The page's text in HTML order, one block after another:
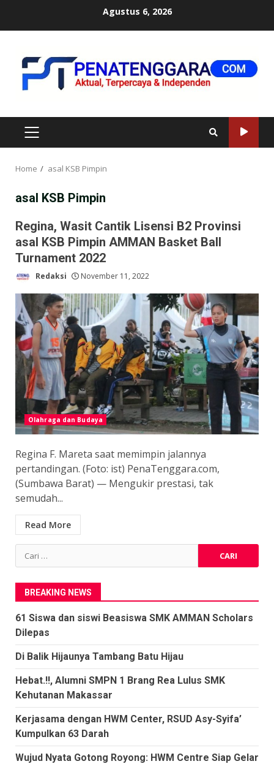
Agustus 6, 2026
PRIMARY
MENU
Home asal KSB Pimpin
asal KSB Pimpin
Regina, Wasit Cantik Lisensi B2 Provinsi
asal KSB Pimpin AMMAN Basket Ball
Turnament 2022
Redaksi November 11, 2022
Olahraga dan Budaya
Regina F. Mareta saat memimpin jalannya
pertandingan. (Foto: ist) PenaTenggara.com,
(Sumbawa Barat) — Mengukir prestasi, tak
semudah...
Read More
Cari
untuk:
BREAKING NEWS
61 Siswa dan siswi Beasiswa SMK AMMAN Scholars
Dilepas
Di Balik Hijaunya Tambang Batu Hijau
Hebat.!!, Alumni SMPN 1 Brang Rea Lulus SMK
Kehutanan Makassar
Kerjasama dengan HWM Center, RSUD Asy-Syifa’
Kumpulkan 63 Darah
Wujud Nyata Gotong Royong: HWM Centre Siap Gelar